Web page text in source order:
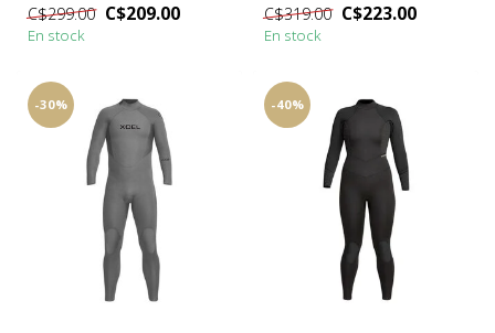
C$299.00 C$209.00
En stock
C$319.00 C$223.00
En stock
-30% -40%